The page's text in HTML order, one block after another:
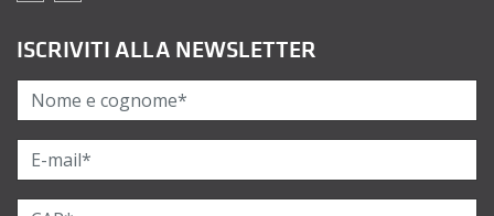
ISCRIVITI ALLA NEWSLETTER